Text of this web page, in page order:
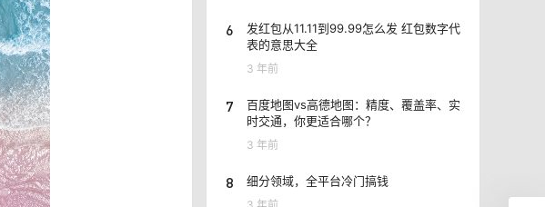
6
发红包从11.11到99.99怎么发 红包数字代
表的意思大全
3 年前
7
百度地图vs高德地图：精度、覆盖率、实
时交通，你更适合哪个？
3 年前
8 细分领域，全平台冷门搞钱